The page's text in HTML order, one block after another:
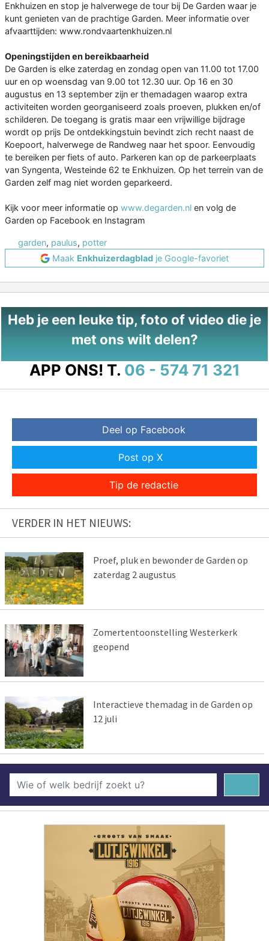
Enkhuizen en stop je halverwege de tour bij De Garden waar je
kunt genieten van de prachtige Garden. Meer informatie over
afvaarttijden: www.rondvaartenkhuizen.nl
Openingstijden en bereikbaarheid
De Garden is elke zaterdag en zondag open van 11.00 tot 17.00
uur en op woensdag van 9.00 tot 12.30 uur. Op 16 en 30
augustus en 13 september zijn er themadagen waarop extra
activiteiten worden georganiseerd zoals proeven, plukken en/of
schilderen. De toegang is gratis maar een vrijwillige bijdrage
wordt op prijs De ontdekkingstuin bevindt zich recht naast de
Koepoort, halverwege de Randweg naar het spoor. Eenvoudig
te bereiken per fiets of auto. Parkeren kan op de parkeerplaats
van Syngenta, Westeinde 62 te Enkhuizen. Op het terrein van de
Garden zelf mag niet worden geparkeerd.
Kijk voor meer informatie op www.degarden.nl en volg de
Garden op Facebook en Instagram
garden, paulus, potter
Maak Enkhuizerdagblad je Google-favoriet
Heb je een leuke tip, foto of video die je
met ons wilt delen?
APP ONS! T. 06 - 574 71 321
Deel op Facebook
Post op X
Tip de redactie
VERDER IN HET NIEUWS:
Proef, pluk en bewonder de Garden op
zaterdag 2 augustus
Zomertentoonstelling Westerkerk
geopend
Interactieve themadag in de Garden op
12 juli